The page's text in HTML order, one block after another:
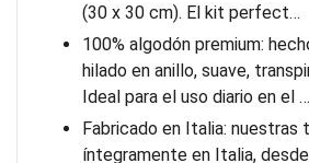
(30 x 30 cm). El kit perfect…
100% algodón premium:
hilado en anillo, suave,
Ideal para el uso diario en el …
Fabricado en Italia: nuestras
íntegramente en Italia,